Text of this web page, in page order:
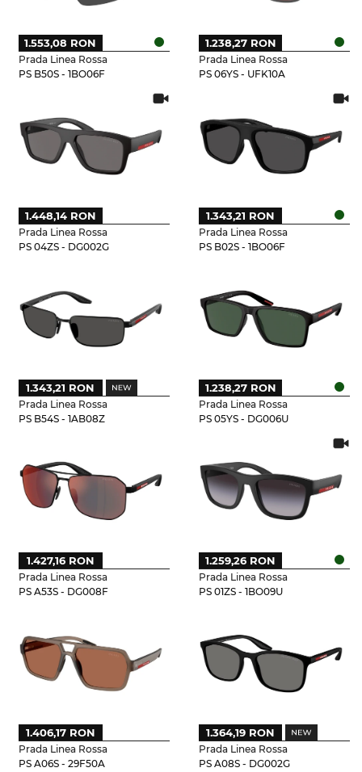
Prada Linea Rossa
PS B50S - 1BO06F
1.553,08 RON
Prada Linea Rossa
PS 06YS - UFK10A
1.238,27 RON
Prada Linea Rossa
PS 04ZS - DG002G
1.448,14 RON
Prada Linea Rossa
PS B02S - 1BO06F
1.343,21 RON
Prada Linea Rossa
PS B54S - 1AB08Z
1.343,21 RON
Prada Linea Rossa
PS 05YS - DG006U
1.238,27 RON
Prada Linea Rossa
PS A53S - DG008F
1.427,16 RON
Prada Linea Rossa
PS 01ZS - 1BO09U
1.259,26 RON
Prada Linea Rossa
PS A06S - 29F50A
1.406,17 RON
Prada Linea Rossa
PS A08S - DG002G
1.364,19 RON